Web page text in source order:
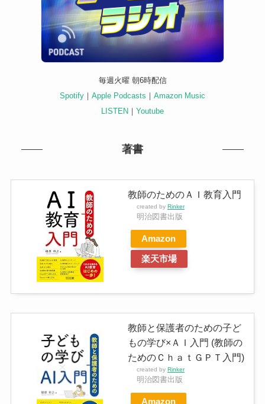
毎週火曜 朝6時配信
Spotify ｜ Apple Podcasts ｜ Amazon Music
LISTEN ｜ Youtube
著書
教師のためのＡＩ教育入門
created by Rinker
明治図書出版
Amazon
楽天市場
教師と保護者のための子ど
もの学び×ＡＩ入門 (教師の
ためのＣｈａｔＧＰＴ入門)
created by Rinker
明治図書出版
Amazon